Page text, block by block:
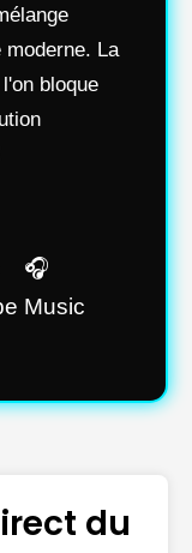
moderne. La
bloque
🎧
Music
du